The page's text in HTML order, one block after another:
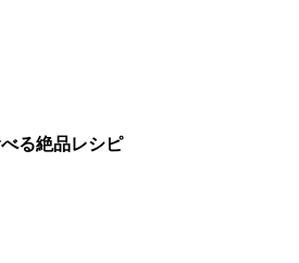
る絶品レシピ